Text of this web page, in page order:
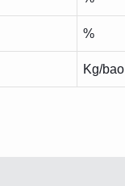
%
Kg/bao